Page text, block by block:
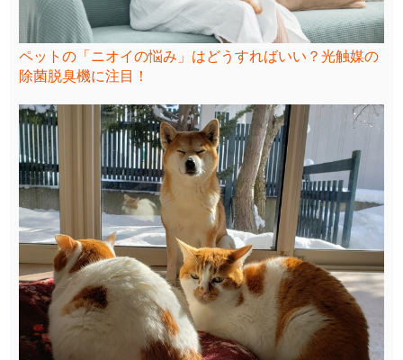
ペットの「ニオイの悩み」はどうすればいい？光触媒の
除菌脱臭機に注目！